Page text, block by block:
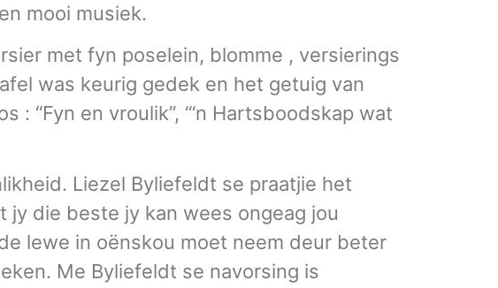
mooi musiek.
met fyn poselein, blomme , versierings
was keurig gedek en het getuig van
“Fyn en vroulik”, “‘n Hartsboodskap wat
Liezel Byliefeldt se praatjie het
die beste jy kan wees ongeag jou
lewe in oënskou moet neem deur beter
Me Byliefeldt se navorsing is